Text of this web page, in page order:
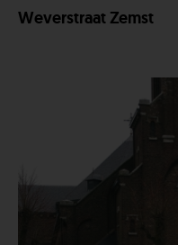
Weverstraat Zemst